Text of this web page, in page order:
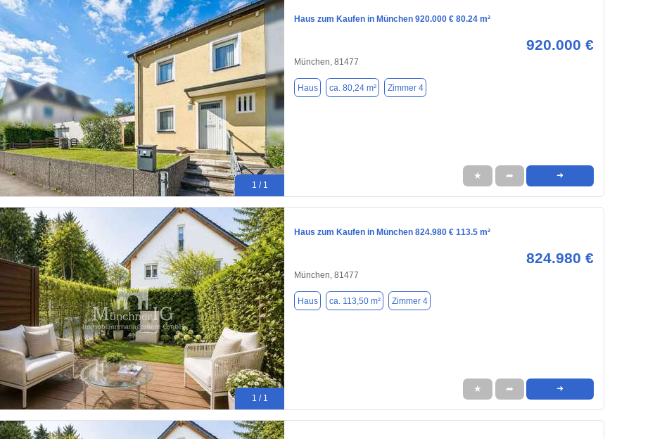
1 / 1
Haus zum Kaufen in München 920.000 € 80.24 m²
920.000 €
München, 81477
Haus ca. 80,24 m² Zimmer 4
★ ➦ ➜
1 / 1
Haus zum Kaufen in München 824.980 € 113.5 m²
824.980 €
München, 81477
Haus ca. 113,50 m² Zimmer 4
★ ➦ ➜